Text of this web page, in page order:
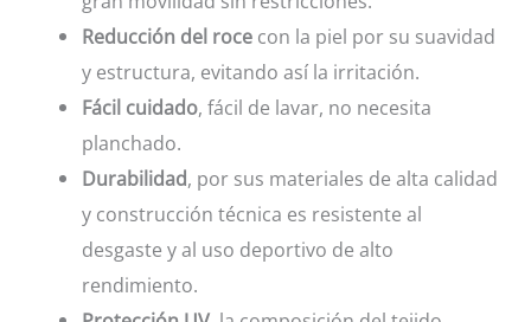
Reducción del roce con la piel por su suavidad
y estructura, evitando así la irritación.
Fácil cuidado, fácil de lavar, no necesita
planchado.
Durabilidad, por sus materiales de alta calidad
y construcción técnica es resistente al
desgaste y al uso deportivo de alto
rendimiento.